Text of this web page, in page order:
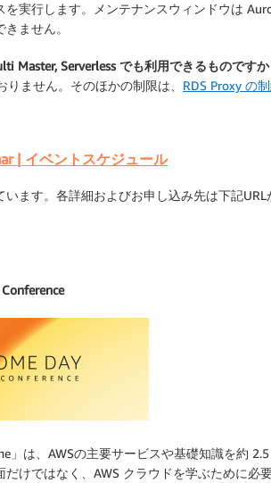
を実行します。メンテナンスウィンドウは
ません。
Master, Serverless でも利用できるものですか
りません。そのほかの制限は、 RDS Proxy の
| イベントスケジュール
います。各詳細およびお申し込み先は下記
」は、AWSの主要サービスや基礎知識を約
だけではなく、AWS クラウドを学ぶために必